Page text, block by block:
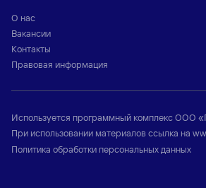
О нас
Вакансии
Контакты
Правовая информация
Используется программный комплексООО
При использовании материалов ссылка на
Политика обработки персональных данных